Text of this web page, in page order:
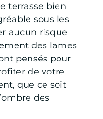
terrasse bien
sous les
aucun risque
des lames
pensés pour
de votre
que ce soit
des